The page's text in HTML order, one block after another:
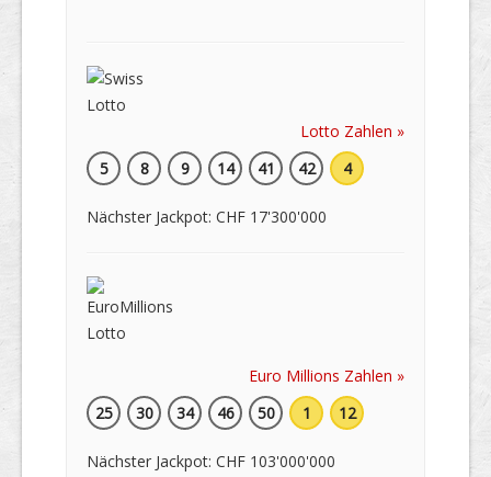
Lotto Zahlen »
5
8 9 14 41 42 4
Nächster Jackpot: CHF 17'300'000
Euro Millions Zahlen »
25
30 34 46 50 1 12
Nächster Jackpot: CHF 103'000'000